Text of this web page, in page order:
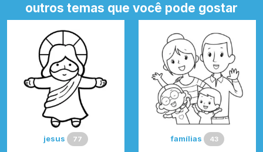
outros temas que você pode gostar
jesus 77 famílias 43